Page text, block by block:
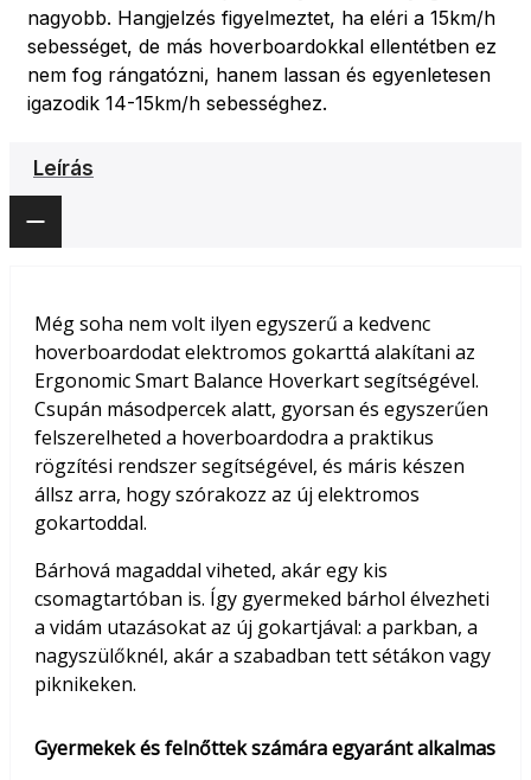
nagyobb. Hangjelzés figyelmeztet, ha eléri a 15km/h
sebességet, de más hoverboardokkal ellentétben ez
nem fog rángatózni, hanem lassan és egyenletesen
igazodik 14-15km/h sebességhez.
Leírás
Még soha nem volt ilyen egyszerű a kedvenc
hoverboardodat elektromos gokarttá alakítani az
Ergonomic Smart Balance Hoverkart segítségével.
Csupán másodpercek alatt, gyorsan és egyszerűen
felszerelheted a hoverboardodra a praktikus
rögzítési rendszer segítségével, és máris készen
állsz arra, hogy szórakozz az új elektromos
gokartoddal.
Bárhová magaddal viheted, akár egy kis
csomagtartóban is. Így gyermeked bárhol élvezheti
a vidám utazásokat az új gokartjával: a parkban, a
nagyszülőknél, akár a szabadban tett sétákon vagy
piknikeken.
Gyermekek és felnőttek számára egyaránt alkalmas